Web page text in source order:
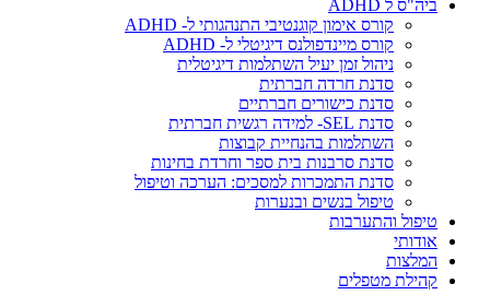
ביה"ס ל ADHD
קורס אימון קוגנטיבי התנהגותי ל- ADHD
קורס מיינדפולנס דיגיטלי ל- ADHD
ניהול זמן יעיל השתלמות דיגיטלית
סדנת חרדה חברתית
סדנת כישורים חברתיים
סדנת SEL- למידה רגשית חברתית
השתלמות בהנחיית קבוצות
סדנת סרבנות בית ספר וחרדת בחינות
סדנת התמכרות למסכים: הערכה וטיפול
טיפול בנשים ובנערות
טיפול והתערבות
אודותי
המלצות
קהילת מטפלים